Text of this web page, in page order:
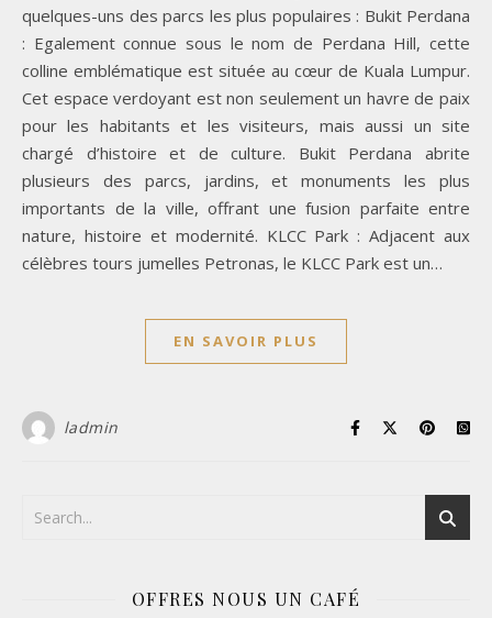
quelques-uns des parcs les plus populaires : Bukit Perdana
: Egalement connue sous le nom de Perdana Hill, cette
colline emblématique est située au cœur de Kuala Lumpur.
Cet espace verdoyant est non seulement un havre de paix
pour les habitants et les visiteurs, mais aussi un site
chargé d’histoire et de culture. Bukit Perdana abrite
plusieurs des parcs, jardins, et monuments les plus
importants de la ville, offrant une fusion parfaite entre
nature, histoire et modernité. KLCC Park : Adjacent aux
célèbres tours jumelles Petronas, le KLCC Park est un…
EN SAVOIR PLUS
ladmin
OFFRES NOUS UN CAFÉ